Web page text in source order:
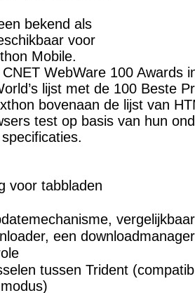
bekend als
voor
Mobile.
WebWare 100 Awards
lijst met de 100 Beste
bovenaan de lijst van
test op basis van hun
voor tabbladen
een downloadmanager
tussen Trident